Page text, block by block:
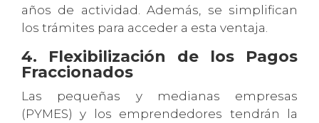
años de actividad. Además, se simplifican
los trámites para acceder a esta ventaja.
4. Flexibilización de los Pagos
Fraccionados
Las pequeñas y medianas empresas
(PYMES) y los emprendedores tendrán la